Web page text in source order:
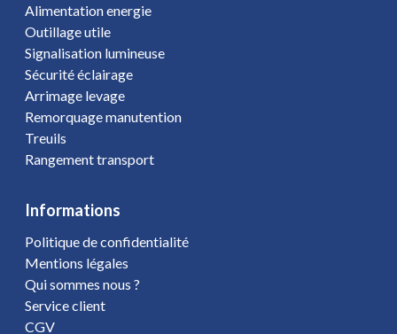
Alimentation energie
Outillage utile
Signalisation lumineuse
Sécurité éclairage
Arrimage levage
Remorquage manutention
Treuils
Rangement transport
Informations
Politique de confidentialité
Mentions légales
Qui sommes nous ?
Service client
CGV